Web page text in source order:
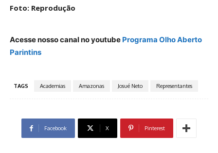
Foto: Reprodução
Acesse nosso canal no youtube Programa Olho Aberto
Parintins
TAGS Academias Amazonas Josué Neto Representantes
Facebook X Pinterest